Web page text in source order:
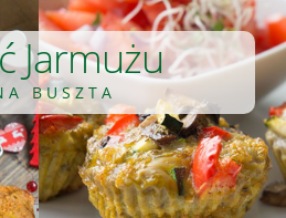
Jarmużu
BUSZTA